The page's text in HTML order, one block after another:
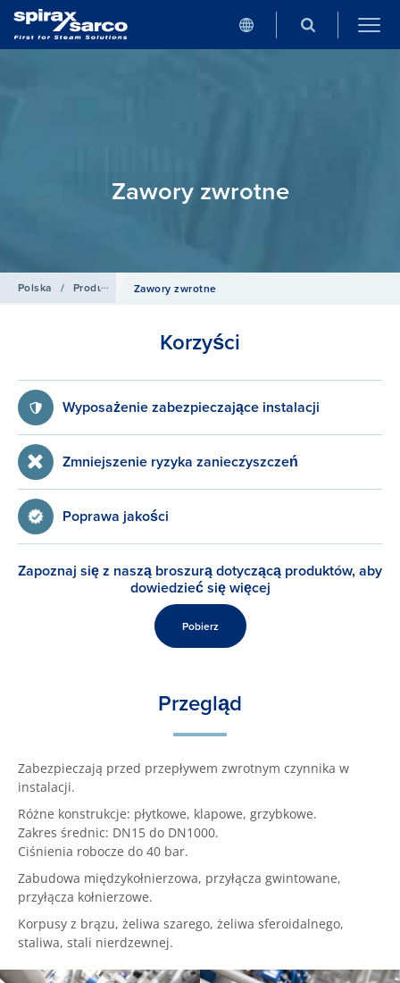
Zawory zwrotne
Polska / Produkty Akcesoria instalacyjne
Zawory zwrotne
Korzyści
Wyposażenie zabezpieczające instalacji
Zmniejszenie ryzyka zanieczyszczeń
Poprawa jakości
Zapoznaj się z naszą broszurą dotyczącą produktów, aby
dowiedzieć się więcej
Pobierz
Przegląd
Zabezpieczają przed przepływem zwrotnym czynnika w
instalacji.
Różne konstrukcje: płytkowe, klapowe, grzybkowe.
Zakres średnic: DN15 do DN1000.
Ciśnienia robocze do 40 bar.
Zabudowa międzykołnierzowa, przyłącza gwintowane,
przyłącza kołnierzowe.
Korpusy z brązu, żeliwa szarego, żeliwa sferoidalnego,
staliwa, stali nierdzewnej.